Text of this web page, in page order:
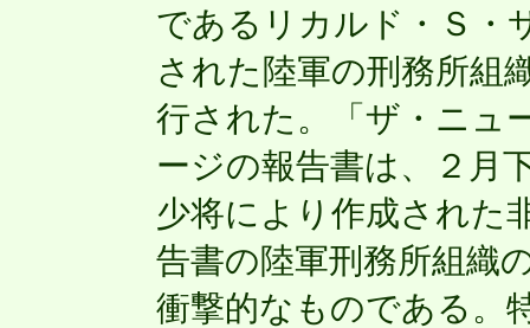
であるリカルド・Ｓ・
された陸軍の刑務所組
行された。「ザ・ニュ
ージの報告書は、２月
少将により作成された
告書の陸軍刑務所組織
衝撃的なものである。